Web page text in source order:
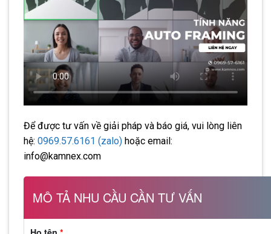
Để được tư vấn về giải pháp và báo giá, vui lòng liên
hệ: 0969.57.6161 (zalo) hoặc email:
info@kamnex.com
MÔ TẢ NHU CẦU CẦN TƯ VẤN